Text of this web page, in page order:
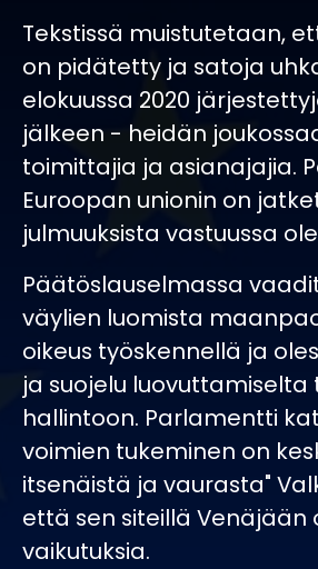
Tekstissä muistutetaan,
on pidätetty ja satoja
elokuussa 2020
jälkeen - heidän
toimittajia ja asianajajia.
Euroopan unionin on
julmuuksista vastuussa
Päätöslauselmassa
väylien luomista
oikeus työskennellä ja
ja suojelu
hallintoon. Parlamentti
voimien tukeminen on
itsenäistä ja vaurasta"
että sen siteillä
vaikutuksia.